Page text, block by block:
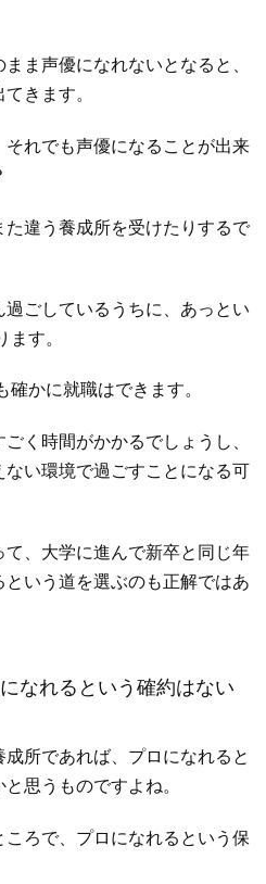
ま声優になれないとなると、
きます。
れでも声優になることが出来
違う養成所を受けたりするで
ごしているうちに、あっとい
す。
かに就職はできます。
く時間がかかるでしょうし、
い環境で過ごすことになる可
、大学に進んで新卒と同じ年
いう道を選ぶのも正解ではあ
なれるという確約はない
所であれば、プロになれると
思うものですよね。
ろで、プロになれるという保